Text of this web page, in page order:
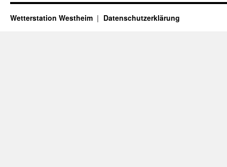
Wetterstation Westheim Datenschutzerklärung